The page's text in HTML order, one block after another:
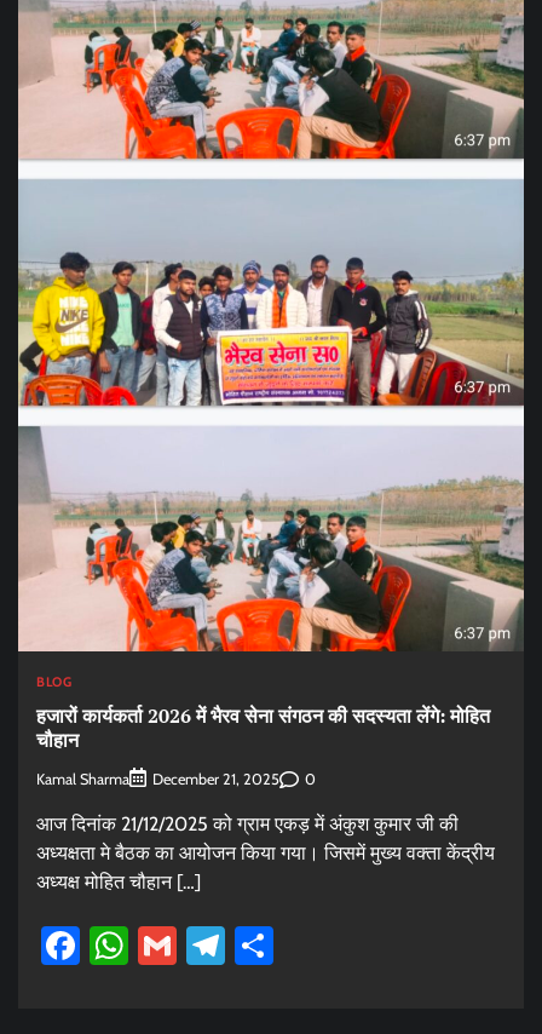
BLOG
हजारों कार्यकर्ता 2026 में भैरव सेना संगठन की सदस्यता लेंगे: मोहित
चौहान
Kamal Sharma December 21, 2025 0
आज दिनांक 21/12/2025 को ग्राम एकड़ में अंकुश कुमार जी की
अध्यक्षता मे बैठक का आयोजन किया गया। जिसमें मुख्य वक्ता केंद्रीय
अध्यक्ष मोहित चौहान […]
Facebook
WhatsApp
GmailTelegram